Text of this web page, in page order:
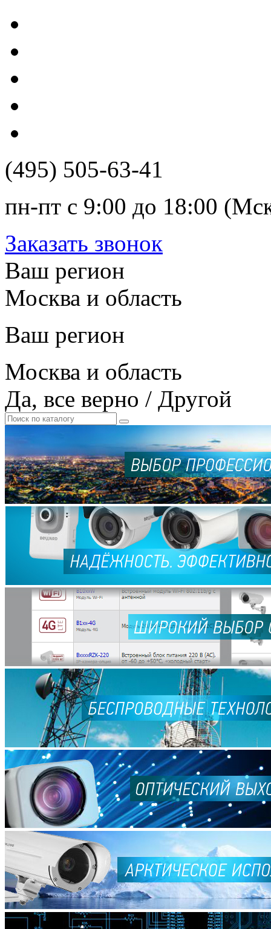
(495) 505-63-41
пн-пт с 9:00 до 18:00
Заказать звонок
Ваш регион
Москва и область
Ваш регион
Москва и область
Да, все верно / Другой